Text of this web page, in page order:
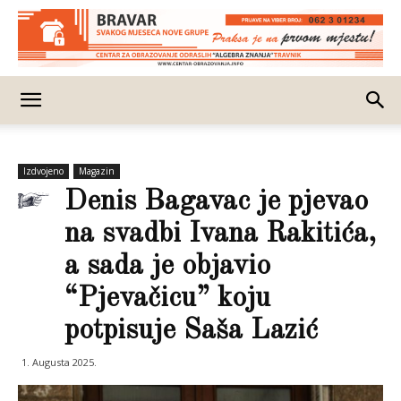
Izdvojeno Magazin
Denis Bagavac je pjevao
na svadbi Ivana Rakitića,
a sada je objavio
“Pjevačicu” koju
potpisuje Saša Lazić
1. Augusta 2025.